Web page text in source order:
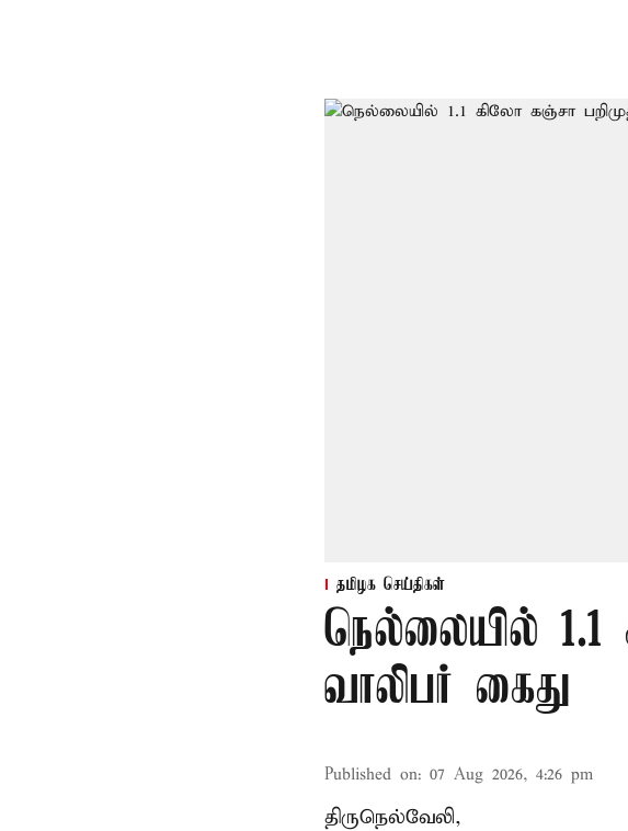
தமிழக செய்திகள்
நெல்லையில் 1.1
வாலிபர் கைது
Published on: 07 Aug 2026, 4:26 pm
திருநெல்வேலி,